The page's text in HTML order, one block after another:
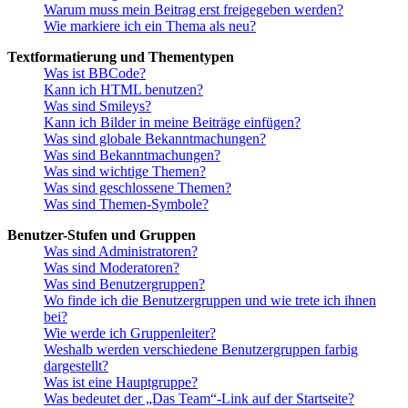
Warum muss mein Beitrag erst freigegeben werden?
Wie markiere ich ein Thema als neu?
Textformatierung und Thementypen
Was ist BBCode?
Kann ich HTML benutzen?
Was sind Smileys?
Kann ich Bilder in meine Beiträge einfügen?
Was sind globale Bekanntmachungen?
Was sind Bekanntmachungen?
Was sind wichtige Themen?
Was sind geschlossene Themen?
Was sind Themen-Symbole?
Benutzer-Stufen und Gruppen
Was sind Administratoren?
Was sind Moderatoren?
Was sind Benutzergruppen?
Wo finde ich die Benutzergruppen und wie trete ich ihnen
bei?
Wie werde ich Gruppenleiter?
Weshalb werden verschiedene Benutzergruppen farbig
dargestellt?
Was ist eine Hauptgruppe?
Was bedeutet der „Das Team“-Link auf der Startseite?